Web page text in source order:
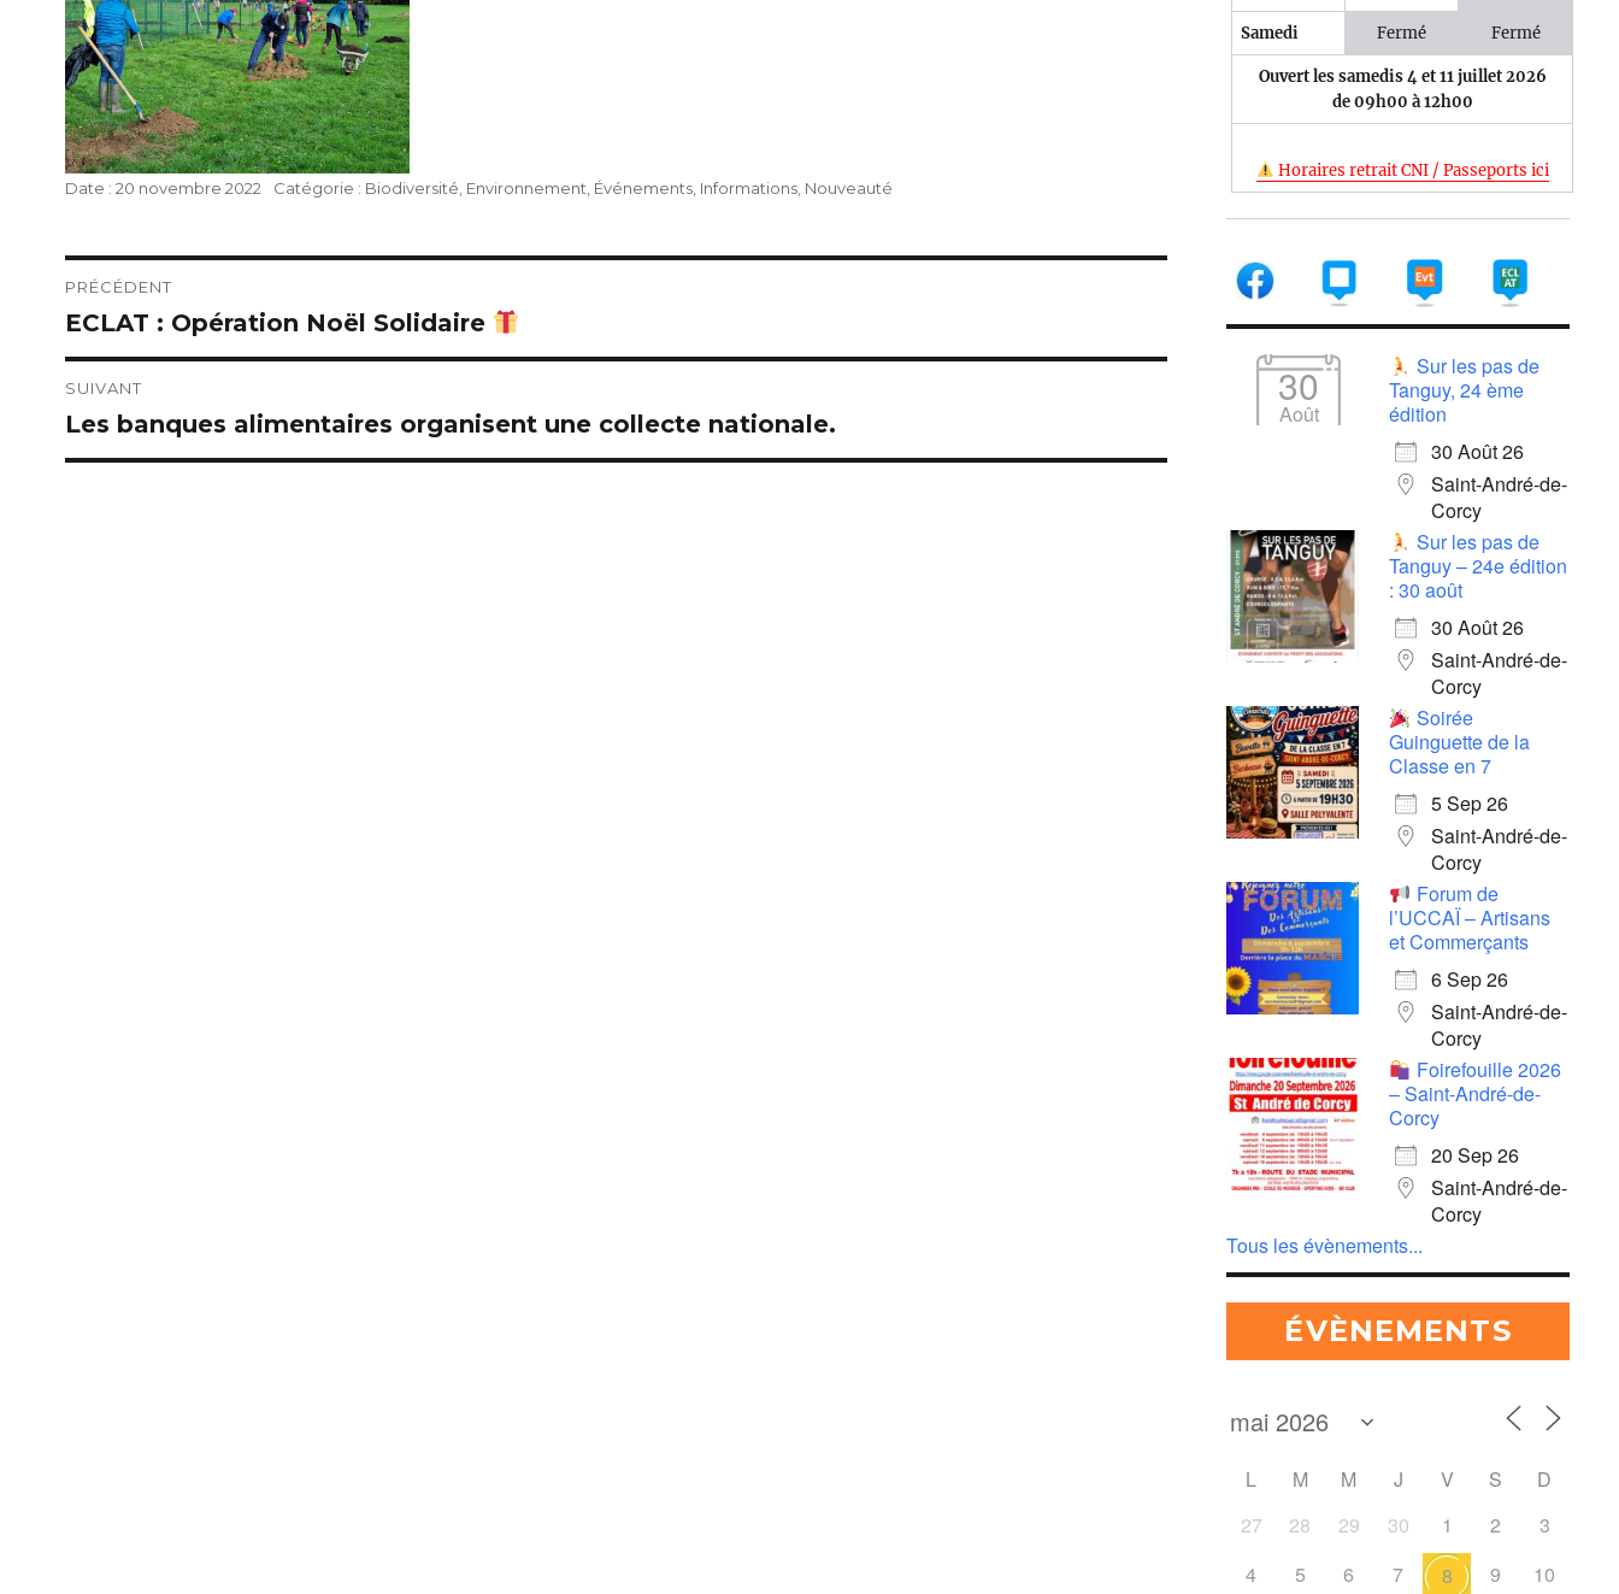
Publié
20 novembre 2022 Catégories
Biodiversité, Environnement, Événements, Informations, Nouveauté
Navigation
de
l’article
PRÉCÉDENT
Publication
précédente :
ECLAT : Opération Noël Solidaire
SUIVANT
Publication
suivante :
Les banques alimentaires organisent une collecte nationale.
Samedi Fermé Fermé
Ouvert les samedis 4 et 11 juillet 2026
de 09h00 à 12h00
Horaires retrait CNI / Passeports ici
30
Août
Sur les pas de
Tanguy, 24 ème
édition
30 Août 26
Saint-André-de-
Corcy
Sur les pas de
Tanguy – 24e édition
: 30 août
30 Août 26
Saint-André-de-
Corcy
Soirée
Guinguette de la
Classe en 7
5 Sep 26
Saint-André-de-
Corcy
Forum de
l’UCCAÏ – Artisans
et Commerçants
6 Sep 26
Saint-André-de-
Corcy
Foirefouille 2026
– Saint-André-de-
Corcy
20 Sep 26
Saint-André-de-
Corcy
Tous les évènements...
ÉVÈNEMENTS
L M M J V S
D
27
28 29 30 1 2
3
4
5 6 7 8 9
10